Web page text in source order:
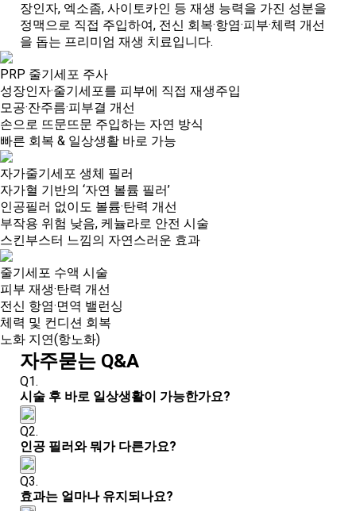
장인자, 엑소좀, 사이토카인 등 재생 능력을 가진 성분을
정맥으로 직접 주입하여, 전신 회복·항염·피부·체력 개선
을 돕는 프리미엄 재생 치료입니다.
PRP 줄기세포 주사
성장인자·줄기세포를 피부에 직접 재생주입
모공·잔주름·피부결 개선
손으로 뜨문뜨문 주입하는 자연 방식
빠른 회복 & 일상생활 바로 가능
자가줄기세포 생체 필러
자가혈 기반의 ‘자연 볼륨 필러’
인공필러 없이도 볼륨·탄력 개선
부작용 위험 낮음, 케뉼라로 안전 시술
스킨부스터 느낌의 자연스러운 효과
줄기세포 수액 시술
피부 재생·탄력 개선
전신 항염·면역 밸런싱
체력 및 컨디션 회복
노화 지연(항노화)
자주묻는 Q&A
Q1.
시술 후 바로 일상생활이 가능한가요?
Q2.
인공 필러와 뭐가 다른가요?
Q3.
효과는 얼마나 유지되나요?